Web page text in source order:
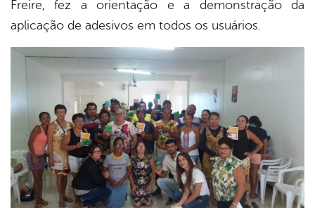
Freire, fez a orientação e a demonstração da
aplicação de adesivos em todos os usuários.